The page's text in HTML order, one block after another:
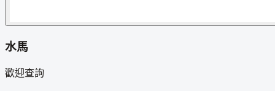
水馬
歡迎查詢